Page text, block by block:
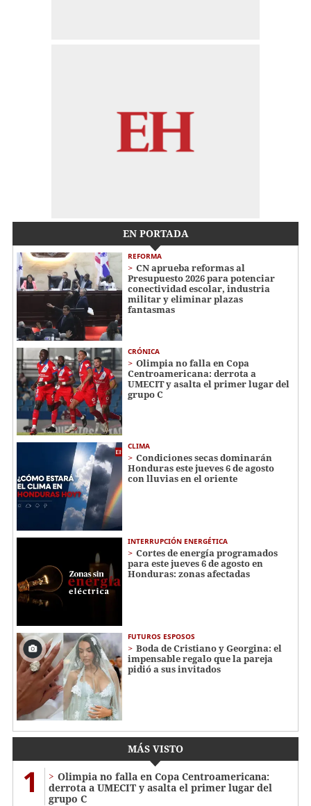
EN PORTADA
REFORMA
CN aprueba reformas al
Presupuesto 2026 para potenciar
conectividad escolar, industria
militar y eliminar plazas
fantasmas
CRÓNICA
Olimpia no falla en Copa
Centroamericana: derrota a
UMECIT y asalta el primer lugar del
grupo C
CLIMA
Condiciones secas dominarán
Honduras este jueves 6 de agosto
con lluvias en el oriente
INTERRUPCIÓN ENERGÉTICA
Cortes de energía programados
para este jueves 6 de agosto en
Honduras: zonas afectadas
FUTUROS ESPOSOS
Boda de Cristiano y Georgina: el
impensable regalo que la pareja
pidió a sus invitados
MÁS VISTO
1
Olimpia no falla en Copa Centroamericana:
derrota a UMECIT y asalta el primer lugar del
grupo C